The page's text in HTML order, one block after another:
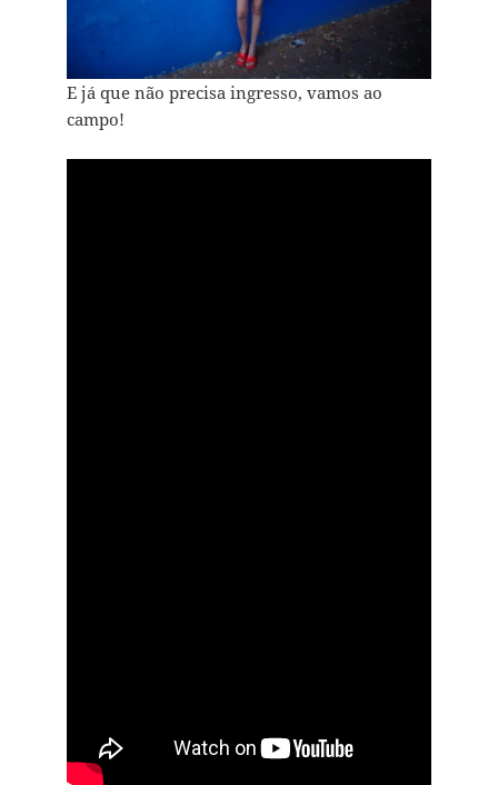
E já que não precisa ingresso, vamos ao
campo!